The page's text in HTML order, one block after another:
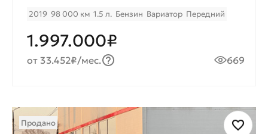
2019 98 000 км 1.5 л. Бензин Вариатор Передний
1.997.000₽
от 33.452₽/мес. 669
Продано